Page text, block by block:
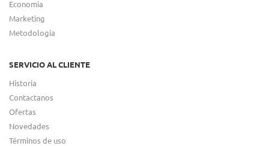
Economia
Marketing
Metodologia
SERVICIO AL CLIENTE
Historia
Contactanos
Ofertas
Novedades
Términos de uso